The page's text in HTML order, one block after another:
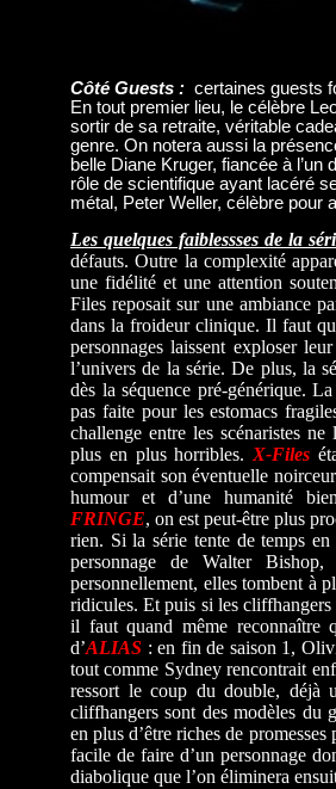
Côté Guests : certaines guests
En tout premier lieu, le célèbre
sortir de sa retraite, véritable
genre. On notera aussi la
belle Diane Kruger, fiancée à
rôle de scientifique ayant lacéré
métal, Peter Weller, célèbre
Les quelques faiblessses de la
défauts. Outre la complexité
une fidélité et une attention
Files reposait sur une ambiance
dans la froideur clinique. Il faut
personnages laissent exploser
l’univers de la série. De plus, la
dès la séquence pré-générique.
pas faite pour les estomacs
challenge entre les scénaristes
plus en plus horribles. X-Files
compensait son éventuelle
humour et d’une humanité
FRINGE, on est peut-être plus
rien. Si la série tente de temps
personnage de Walter
personnellement, elles tombent à
ridicules. Et puis si les cliffhangers
il faut quand même reconnaître
d’ALIAS : en fin de saison 1,
tout comme Sydney rencontrait
ressort le coup du double, déjà
cliffhangers sont des modèles du
en plus d’être riches de
facile de faire d’un personnage
diabolique que l’on éliminera